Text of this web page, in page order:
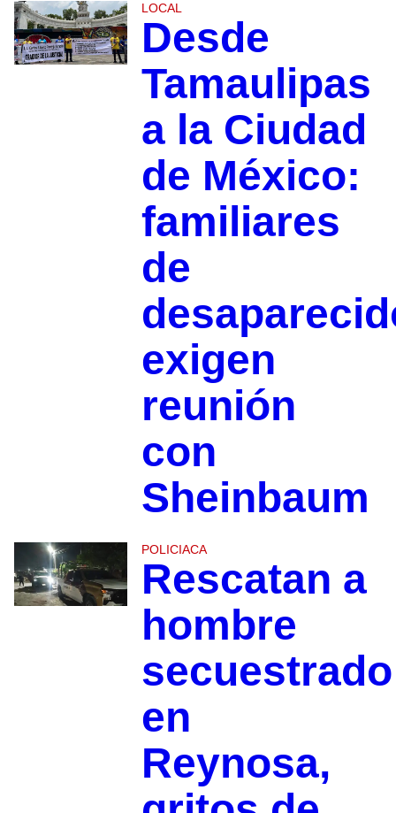
LOCAL
Desde
Tamaulipas
a la Ciudad
de México:
familiares
de
exigen
reunión
con
Sheinbaum
POLICIACA
Rescatan a
hombre
secuestrado
en
Reynosa,